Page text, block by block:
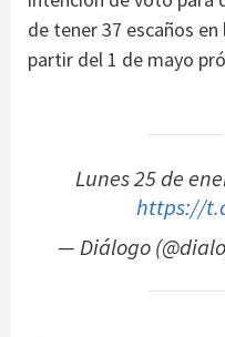
de tener 37 escaños
partir del 1 de mayo
Lunes 25 de
https://
— Diálogo